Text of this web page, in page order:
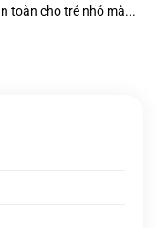
toàn cho trẻ nhỏ mà...